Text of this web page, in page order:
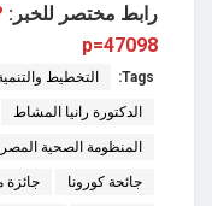
رابط مختصر للخبر:
p=47098
Tags: التخطيط
الدكتورة رانيا المشاط
المنظومة الصحية
جائحة كورونا جائزة